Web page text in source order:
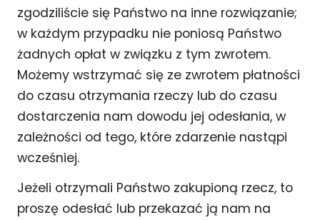
zgodziliście się Państwo na inne rozwiązanie;
w każdym przypadku nie poniosą Państwo
żadnych opłat w związku z tym zwrotem.
Możemy wstrzymać się ze zwrotem płatności
do czasu otrzymania rzeczy lub do czasu
dostarczenia nam dowodu jej odesłania, w
zależności od tego, które zdarzenie nastąpi
wcześniej.
Jeżeli otrzymali Państwo zakupioną rzecz, to
proszę odesłać lub przekazać ją nam na